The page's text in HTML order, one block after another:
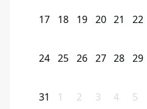
17 18 19 20 21 22
24 25 26 27 28 29
31 1 2 3 4 5